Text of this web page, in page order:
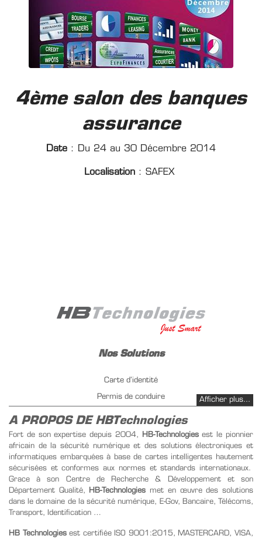
4ème salon des banques
assurance
Date : Du 24 au 30 Décembre 2014
Localisation : SAFEX
Nos Solutions
Carte d’identité
Permis de conduire
Gestion carburant PetrolPay
Emission Instantanée
Gestion de titre de transport
Nos Produits
Carte SIM
Afficher plus...
A PROPOS DE HBTechnologies
Fort de son expertise depuis 2004, HB-Technologiesest le pionnier
africain de la sécurité numérique et des solutions électroniques et
informatiques embarquées à base de cartes intelligentes hautement
sécurisées et conformes aux normes et standards internationaux.
Grace à son Centre de Recherche & Développement et son
Département Qualité,
HB-Technologies met en œuvre des solutions
dans le domaine de la sécurité numérique, E-Gov, Bancaire, Télécoms,
Transport, Identification …
HB Technologiesest certifiée ISO 9001:2015, MASTERCARD, VISA,